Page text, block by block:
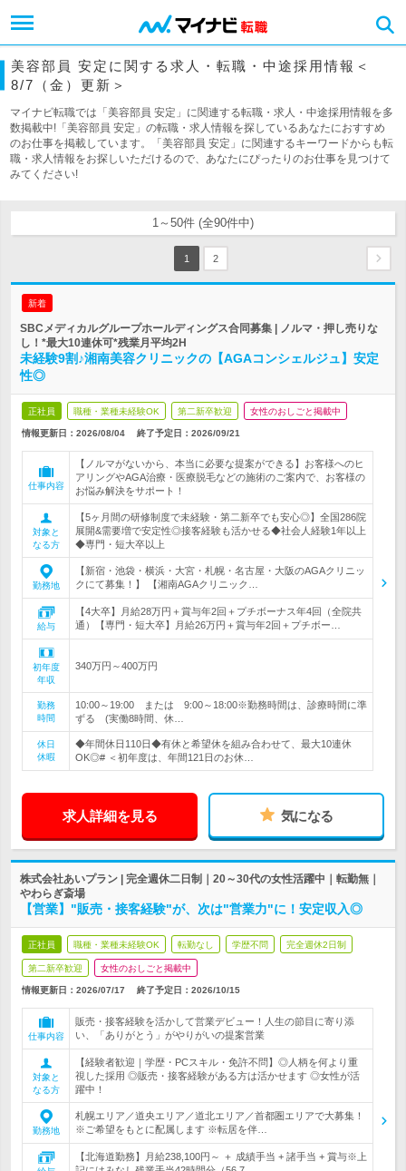
美容部員 安定に関する求人・転職・中途採用情報＜
8/7（金）更新＞
マイナビ転職では「美容部員 安定」に関連する転職・求人・中途採用情報を多
数掲載中!「美容部員 安定」の転職・求人情報を探しているあなたにおすすめ
のお仕事を掲載しています。「美容部員 安定」に関連するキーワードからも転
職・求人情報をお探しいただけるので、あなたにぴったりのお仕事を見つけて
みてください!
1～50件 (全90件中)
1 2
新着
SBCメディカルグループホールディングス合同募集 | ノルマ・押し売りな
し！*最大10連休可*残業月平均2H
未経験9割♪湘南美容クリニックの【AGAコンシェルジュ】安定
性◎
正社員 職種・業種未経験OK 第二新卒歓迎 女性のおしごと掲載中
情報更新日：2026/08/04 終了予定日： 2026/09/21
仕事内容
【ノルマがないから、本当に必要な提案ができる】お客様へのヒ
アリングやAGA治療・医療脱毛などの施術のご案内で、お客様の
お悩み解決をサポート！
対象と
なる方
【5ヶ月間の研修制度で未経験・第二新卒でも安心◎】全国286院
展開&需要増で安定性◎接客経験も活かせる◆社会人経験1年以上
◆専門・短大卒以上
勤務地
【新宿・池袋・横浜・大宮・札幌・名古屋・大阪のAGAクリニッ
クにて募集！】 【湘南AGAクリニック…
給与
【4大卒】月給28万円＋賞与年2回＋プチボーナス年4回（全院共
通）【専門・短大卒】月給26万円＋賞与年2回＋プチボー…
初年度
年収
340万円～400万円
勤務
時間
10:00～19:00 または 9:00～18:00※勤務時間は、診療時間に準
ずる (実働8時間、休…
休日
休暇
◆年間休日110日◆有休と希望休を組み合わせて、最大10連休
OK◎# ＜初年度は、年間121日のお休…
求人詳細を見る 気になる
株式会社あいプラン | 完全週休二日制｜20～30代の女性活躍中｜転勤無｜
やわらぎ斎場
【営業】"販売・接客経験"が、次は"営業力"に！安定収入◎
正社員 職種・業種未経験OK 転勤なし 学歴不問 完全週休2日制
第二新卒歓迎 女性のおしごと掲載中
情報更新日：2026/07/17 終了予定日： 2026/10/15
仕事内容
販売・接客経験を活かして営業デビュー！人生の節目に寄り添
い、「ありがとう」がやりがいの提案営業
対象と
なる方
【経験者歓迎｜学歴・PCスキル・免許不問】◎人柄を何より重
視した採用 ◎販売・接客経験がある方は活かせます ◎女性が活
躍中！
勤務地
札幌エリア／道央エリア／道北エリア／首都圏エリアで大募集！
※ご希望をもとに配属します ※転居を伴…
【北海道勤務】月給238,100円～ ＋ 成績手当 + 諸手当 + 賞与※上